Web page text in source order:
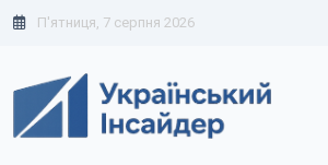
П'ятниця, 7 серпня 2026